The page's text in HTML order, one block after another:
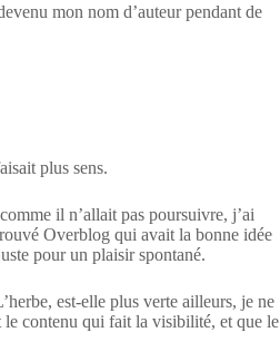
mon nom d’auteur pendant de
plus sens.
il n’allait pas poursuivre, j’ai
Overblog qui avait la bonne idée
pour un plaisir spontané.
est-elle plus verte ailleurs, je ne
le contenu qui fait la visibilité, et que le